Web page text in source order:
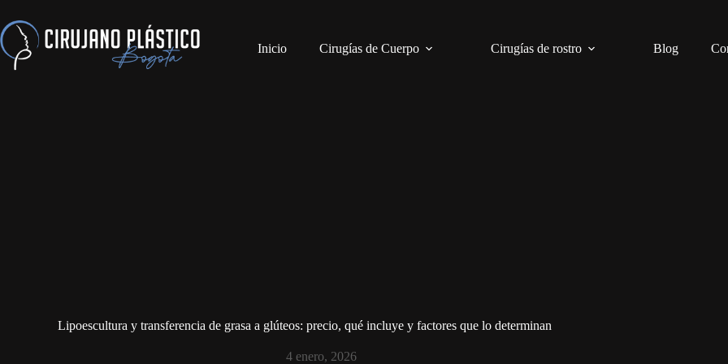
Inicio Cirugías de Cuerpo Cirugías de rostro Blog
Lipoescultura y transferencia de grasa a glúteos: precio, qué incluye y factores que lo determinan
4 enero, 2026